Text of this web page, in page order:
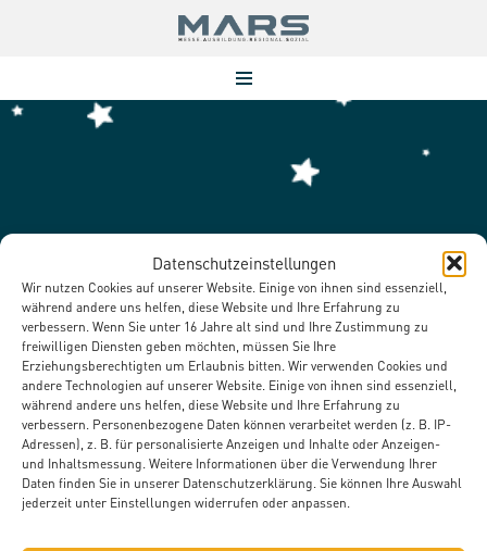
Datenschutzeinstellungen
Wir nutzen Cookies auf unserer Website. Einige von ihnen sind essenziell,
während andere uns helfen, diese Website und Ihre Erfahrung zu
verbessern. Wenn Sie unter 16 Jahre alt sind und Ihre Zustimmung zu
freiwilligen Diensten geben möchten, müssen Sie Ihre
Erziehungsberechtigten um Erlaubnis bitten. Wir verwenden Cookies und
andere Technologien auf unserer Website. Einige von ihnen sind essenziell,
während andere uns helfen, diese Website und Ihre Erfahrung zu
verbessern. Personenbezogene Daten können verarbeitet werden (z. B. IP-
Adressen), z. B. für personalisierte Anzeigen und Inhalte oder Anzeigen-
und Inhaltsmessung. Weitere Informationen über die Verwendung Ihrer
Daten finden Sie in unserer Datenschutzerklärung. Sie können Ihre Auswahl
jederzeit unter Einstellungen widerrufen oder anpassen.
springen
Landwirt*in